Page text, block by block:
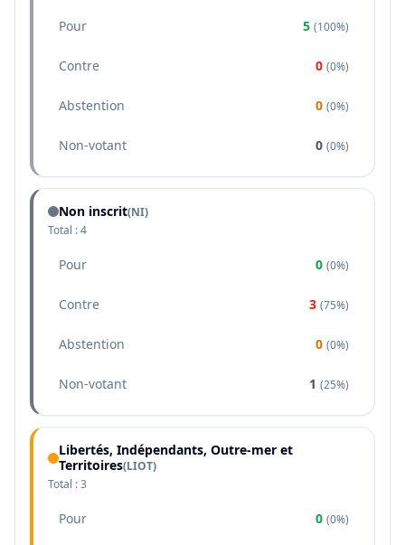
Pour 5 (100%)
Contre 0 (0%)
Abstention 0 (0%)
Non-votant 0 (0%)
Non inscrit(NI)
Total :4
Pour 0 (0%)
Contre 3 (75%)
Abstention 0 (0%)
Non-votant 1 (25%)
Libertés, Indépendants, Outre-mer et
Territoires(LIOT)
Total :3
Pour 0 (0%)